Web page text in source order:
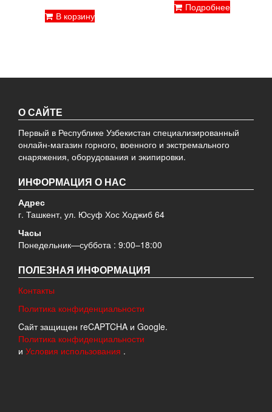
В корзину
Подробнее
О САЙТЕ
Первый в Республике Узбекистан специализированный
онлайн-магазин горного, военного и экстремального
снаряжения, оборудования и экипировки.
ИНФОРМАЦИЯ О НАС
Адрес
г. Ташкент, ул. Юсуф Хос Ходжиб 64
Часы
Понедельник—суббота : 9:00–18:00
ПОЛЕЗНАЯ ИНФОРМАЦИЯ
Контакты
Политика конфиденциальности
Cайт защищен reCAPTCHA и Google.
Политика конфиденциальности
и Условия использования .